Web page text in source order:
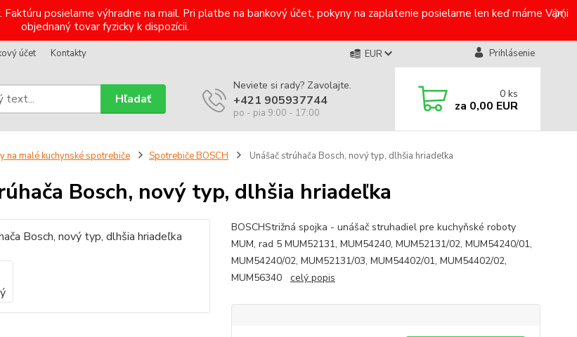
posielame výhradne na mail. Pri platbe na bankový účet, pokyny na zaplatenie posielame len keď máme Vami
objednaný tovar fyzicky k dispozícii.
účet Kontakty EUR Prihlásenie
Hľadať
Neviete si rady? Zavolajte.
+421 905937744
po - pia 9:00 - 17:00
0 ks
za 0,00 EUR
na malé kuchynské spotrebiče Spotrebiče BOSCH Unášač strúhača Bosch, nový typ, dlhšia hriadeľka
Bosch, nový typ, dlhšia hriadeľka
BOSCHStrižná spojka - unášač struhadiel pre kuchyňské roboty
MUM, rad 5 MUM52131, MUM54240, MUM52131/02, MUM54240/01,
MUM54240/02, MUM52131/03, MUM54402/01, MUM54402/02,
MUM56340 celý popis